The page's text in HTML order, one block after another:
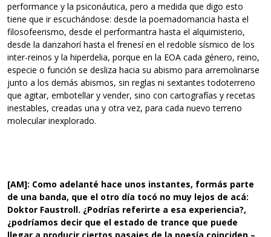
performance y la psiconáutica, pero a medida que digo esto
tiene que ir escuchándose: desde la poemadomancia hasta el
filosofeerismo, desde el performantra hasta el alquimisterio,
desde la danzahorí hasta el frenesí en el redoble sísmico de los
inter-reinos y la hiperdelia, porque en la EOA cada género, reino,
especie o función se desliza hacia su abismo para arremolinarse
junto a los demás abismos, sin reglas ni sextantes todoterreno
que agitar, embotellar y vender, sino con cartografías y recetas
inestables, creadas una y otra vez, para cada nuevo terreno
molecular inexplorado.
[AM]: Como adelanté hace unos instantes, formás parte
de una banda, que el otro día tocó no muy lejos de acá:
Doktor Faustroll. ¿Podrías referirte a esa experiencia?,
¿podríamos decir que el estado de trance que puede